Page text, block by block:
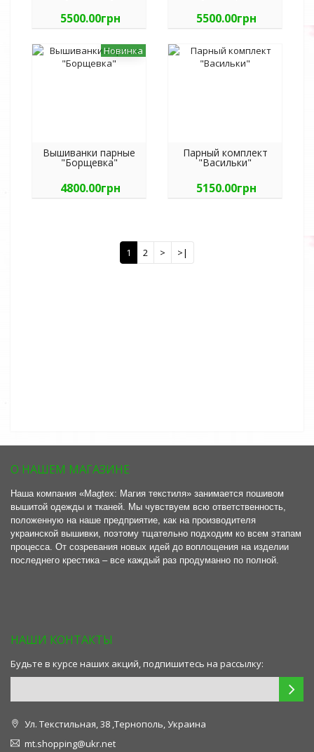
5500.00грн 5500.00грн
Новинка
Вышиванки парные
"Борщевка"
4800.00грн
Парный комплект
"Васильки"
5150.00грн
1 2 > >|
О НАШЕМ МАГАЗИНЕ
Наша компания «Magtex: Магия текстиля» занимается пошивом
вышитой одежды и тканей. Мы чувствуем всю ответственность,
положенную на наше предприятие, как на производителя
украинской вышивки, поэтому тщательно подходим ко всем этапам
процесса. От созревания новых идей до воплощения на изделии
последнего крестика – все каждый раз продуманно по полной.
НАШИ КОНТАКТЫ
Будьте в курсе наших акций, подпишитесь на рассылку:
Ул. Текстильная, 38 ,Тернополь, Украина
mt.shopping@ukr.net